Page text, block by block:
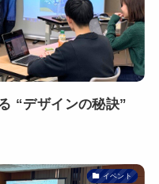
“デザインの秘訣”
イベント